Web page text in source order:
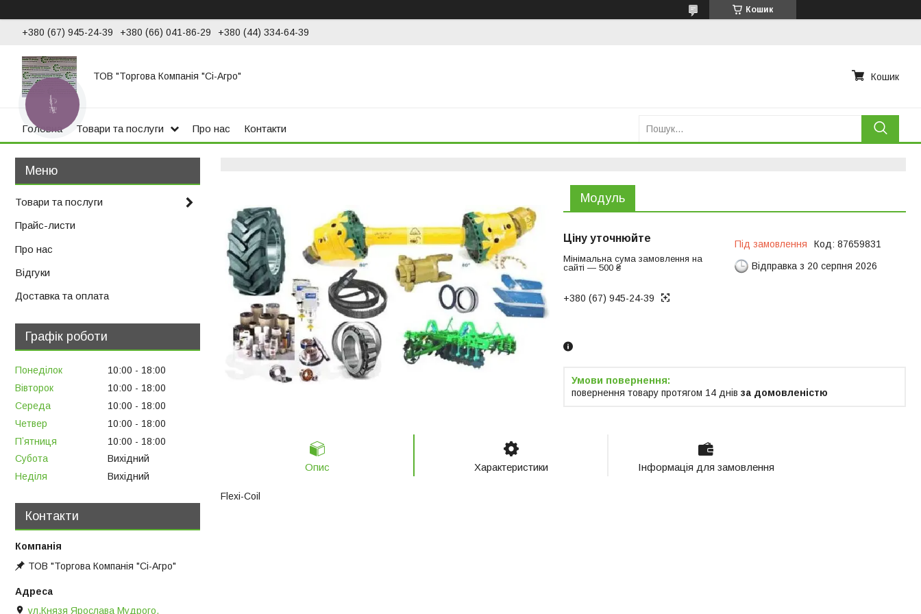
Кошик
+380 (67) 945-24-39 +380 (66) 041-86-29 +380 (44) 334-64-39
ТОВ "Торгова Компанія "Сі-Агро" Кошик
Головна Товари та послуги Про нас Контакти
Модуль
Ціну уточнюйте
Мінімальна сума замовлення на
сайті — 500 ₴
Під замовлення Код: 87659831
Відправка з 20 серпня 2026
+380 (67) 945-24-39
повернення товару протягом 14 днів за домовленістю
Опис Характеристики Інформація для замовлення
Flexi-Coil
Товари та послуги
Прайс-листи
Про нас
Відгуки
Доставка та оплата
Графік роботи
Понеділок 10:00
18:00
Вівторок
10:00
18:00
Середа
10:00
18:00
Четвер
10:00
18:00
Пʼятниця
10:00
18:00
Субота
Вихідний
Неділя
Вихідний
Контакти
ТОВ "Торгова Компанія "Сі-Агро"
ул.Князя Ярослава Мудрого,
КНОПКА
ЗВ'ЯЗКУ